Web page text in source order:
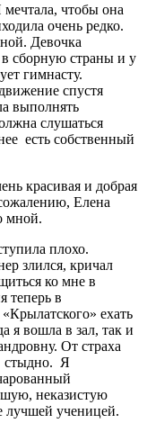
чтобы она
очень редко.
Девочка
в сборную страны и у
гимнасту.
спустя
выполнять
слушаться
есть собственный
красивая и добрая
Елена
мной.
плохо.
злился, кричал
ко мне в
теперь в
ехать
я вошла в зал, так и
От страха
стыдно. Я
неказистую
лучшей ученицей.